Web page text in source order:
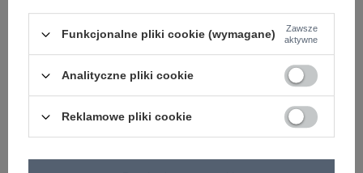
ZALOGUJ SIĘ I ZOBACZ CENĘ
Masz pytanie? Chętnie pomożemy.
Zadzwoń+48 601 547 740 Zadaj pytanie
Funkcjonalne pliki cookie (wymagane)
Zawsze
aktywne
Analityczne pliki cookie
Reklamowe pliki cookie